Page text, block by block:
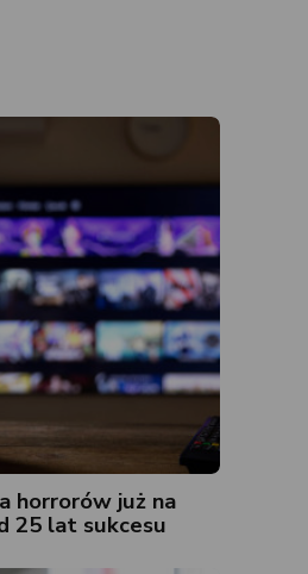
horrorów już na
25 lat sukcesu